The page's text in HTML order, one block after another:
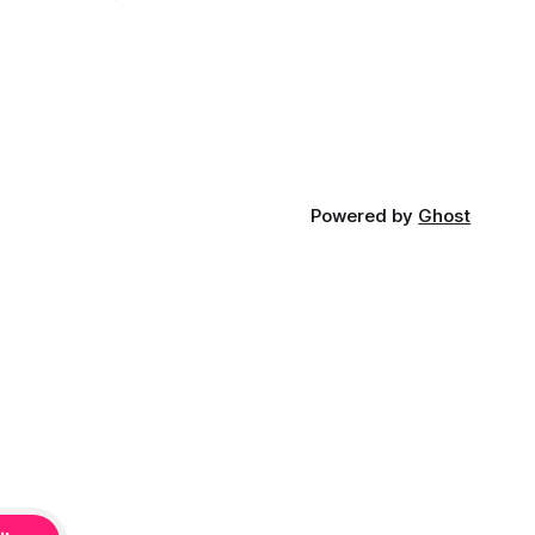
Powered by Ghost